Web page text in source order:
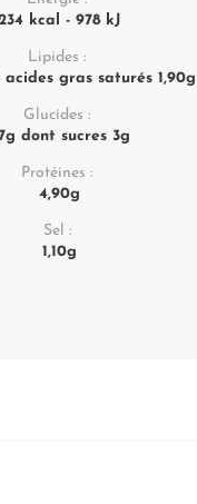
kcal - 978 kJ
Lipides :
acides gras saturés 1,90g
Glucides :
dont sucres 3g
Protéines :
4,90g
Sel :
1,10g